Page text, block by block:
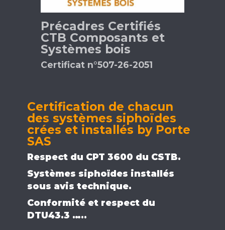
Précadres Certifiés
CTB Composants et
Systèmes bois
Certificat n°507-26-2051
Certification de chacun
des systèmes siphoïdes
crées et installés by Porte
SAS
Respect du CPT 3600 du CSTB.
Systèmes siphoïdes installés
sous avis technique.
Conformité et respect du
DTU43.3 …..